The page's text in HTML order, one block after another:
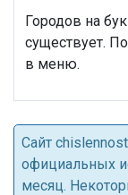
Городов на
существует.
в меню.
Cайт
официальных
месяц.